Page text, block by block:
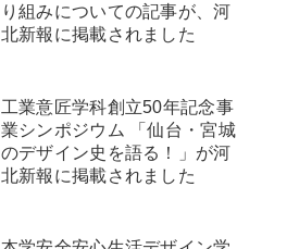
り組みについての記事が、河
北新報に掲載されました
工業意匠学科創立50年記念事
業シンポジウム 「仙台・宮城
のデザイン史を語る！」が河
北新報に掲載されました